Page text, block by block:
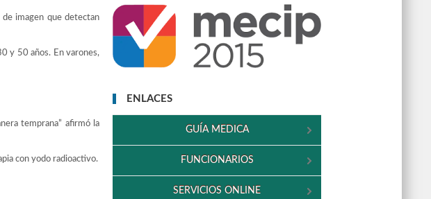
imagen que detectan
y 50 años. En varones,
temprana” afirmó la
con yodo radioactivo.
ENLACES
GUÍA MEDICA
FUNCIONARIOS
SERVICIOS ONLINE